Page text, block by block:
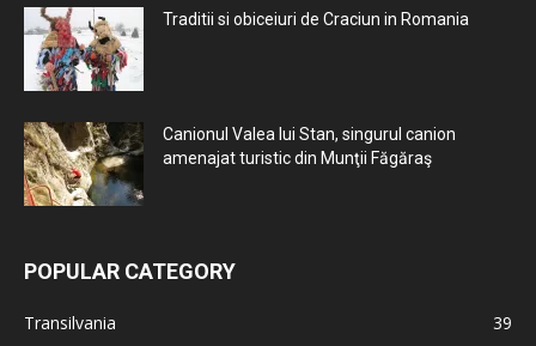
Traditii si obiceiuri de Craciun in Romania
Canionul Valea lui Stan, singurul canion
amenajat turistic din Munţii Făgăraş
POPULAR CATEGORY
Transilvania
39